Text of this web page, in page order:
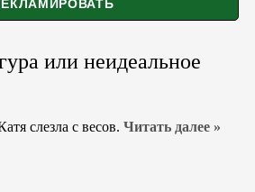
или неидеальное
слезла с весов. Читать далее »